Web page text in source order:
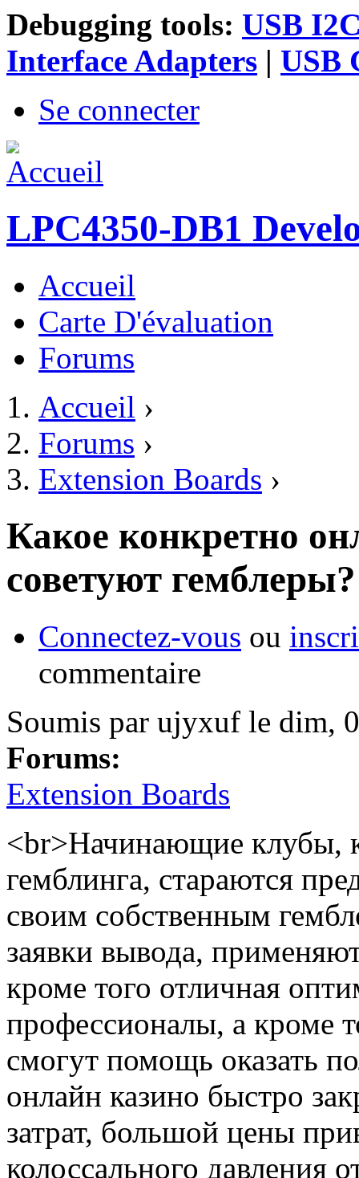
Debugging tools: USB
Interface Adapters | USB
Se connecter
LPC4350-DB1
Menu principal
Accueil
Carte D'évaluation
Forums
Vous êtes ici
Accueil ›
Forums ›
Extension Boards ›
Какое конкретно
советуют гемблеры?
Connectez-vous ou
commentaire
Soumis par ujyxuf le dim,
Forums:
Extension Boards
<br>Начинающие клубы,
гемблинга, стараются
своим собственным
заявки вывода,
кроме того отличная
профессионалы, а кроме
смогут помощь оказать
онлайн казино быстро
затрат, большой цены
колоссального давления